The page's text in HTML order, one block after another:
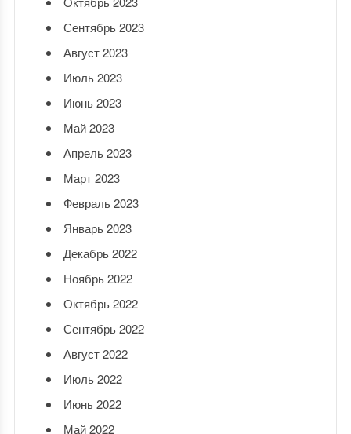
Сентябрь 2023
Август 2023
Июль 2023
Июнь 2023
Май 2023
Апрель 2023
Март 2023
Февраль 2023
Январь 2023
Декабрь 2022
Ноябрь 2022
Октябрь 2022
Сентябрь 2022
Август 2022
Июль 2022
Июнь 2022
Май 2022